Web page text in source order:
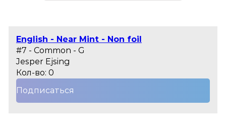
English - Near Mint - Non foil
#7 - Common - G
Jesper Ejsing
Кол-во: 0
Подписаться